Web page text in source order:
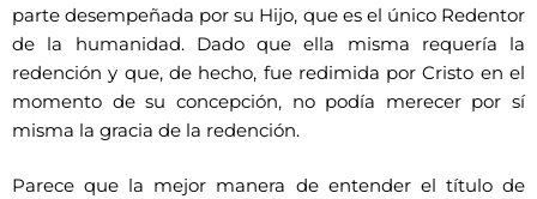
parte desempeñada por su Hijo, que es el único Redentor
de la humanidad. Dado que ella misma requería la
redención y que, de hecho, fue redimida por Cristo en el
momento de su concepción, no podía merecer por sí
misma la gracia de la redención.
Parece que la mejor manera de entender el título de